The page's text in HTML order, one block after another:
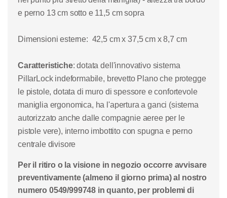
e perno 13 cm sotto e 11,5 cm sopra
Dimensioni esterne: 42,5 cm x 37,5 cm x 8,7 cm
Caratteristiche: dotata dell'innovativo sistema
PillarLock indeformabile, brevetto Plano che protegge
le pistole, dotata di muro di spessore e confortevole
maniglia ergonomica, ha l'apertura a ganci (sistema
autorizzato anche dalle compagnie aeree per le
pistole vere), interno imbottito con spugna e perno
centrale divisore
Per il ritiro o la visione in negozio occorre avvisare
preventivamente (almeno il giorno prima) al nostro
numero 0549/999748 in quanto, per problemi di